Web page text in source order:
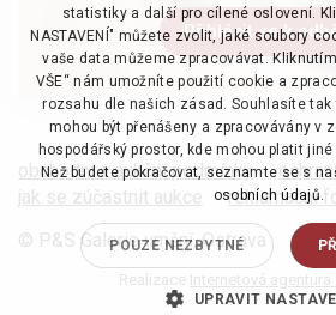
obchodní a aukční podmínky ·
jak se zúčastnit aukce · reklamační
© P&S Galerie umění, Ostrava
Realizace Internetová agentura
statistiky a další pro cílené oslovení.
NASTAVENÍ" můžete zvolit, jaké soubory
vaše data můžeme zpracovávat.
VŠE“ nám umožníte použití cookie a
rozsahu dle našich zásad. Souhlasíte
mohou být přenášeny a zpracovávány v
hospodářský prostor, kde mohou platit
Než budete pokračovat, seznamte se s
osobních údajů.
POUZE NEZBYTNÉ
UPRAVIT